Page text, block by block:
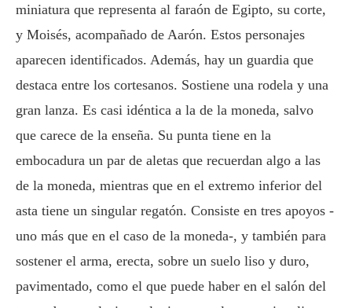
miniatura que representa al faraón de Egipto, su corte,
y Moisés, acompañado de Aarón. Estos personajes
aparecen identificados. Además, hay un guardia que
destaca entre los cortesanos. Sostiene una rodela y una
gran lanza. Es casi idéntica a la de la moneda, salvo
que carece de la enseña. Su punta tiene en la
embocadura un par de aletas que recuerdan algo a las
de la moneda, mientras que en el extremo inferior del
asta tiene un singular regatón. Consiste en tres apoyos -
uno más que en el caso de la moneda-, y también para
sostener el arma, erecta, sobre un suelo liso y duro,
pavimentado, como el que puede haber en el salón del